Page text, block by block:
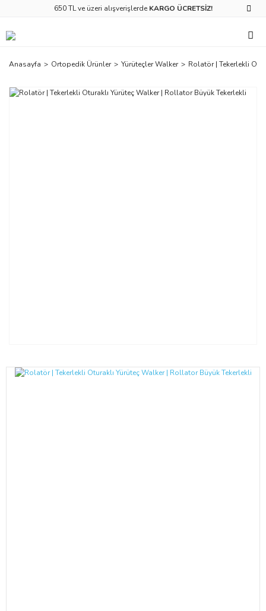
650 TL ve üzeri alışverişlerde KARGO ÜCRETSİZ!
Anasayfa Ortopedik Ürünler Yürüteçler Walker Rolatör | Tekerlekli